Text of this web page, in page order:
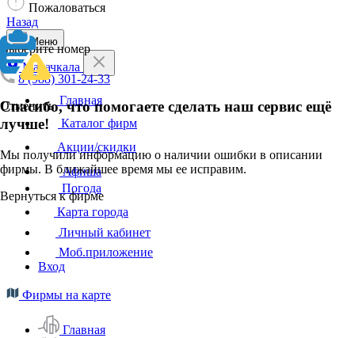
Пожаловаться
Назад
Выберите номер
8 (988) 301-24-33
Отменить
Спасибо, что помогаете сделать наш сервис ещё
лучше!
Мы получили информацию о наличии ошибки в описании
фирмы. В ближайшее время мы ее исправим.
Вернуться к фирме
Меню
Махачкала
Главная
Каталог фирм
Акции/скидки
Афиша
Погода
Карта города
Личный кабинет
Моб.приложение
Вход
Фирмы на карте
Главная